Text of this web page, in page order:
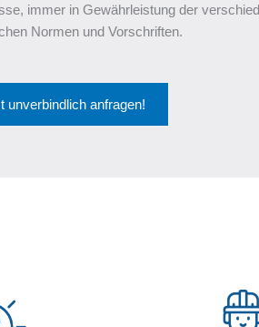
immer in Gewährleistung der
Normen und Vorschriften.
unverbindlich anfragen!